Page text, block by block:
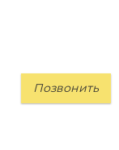
Позвонить